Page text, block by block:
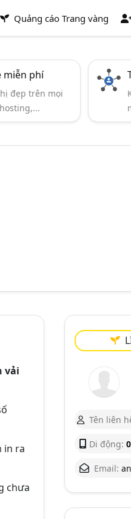
Quảng cáo Trang vàng
miễn phí
đẹp trên mọi
vải
in ra
chưa
Tên liên
Di động:
Email: